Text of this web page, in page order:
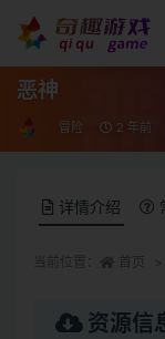
恶神
冒险 2 年前
详情介绍
资源信